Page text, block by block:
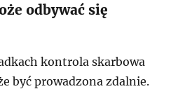
odbywać się
kontrola skarbowa
być prowadzona zdalnie.